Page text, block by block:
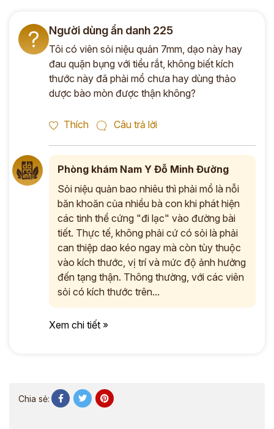
? Người dùng ẩn danh 225
Tôi có viên sỏi niệu quản 7mm, dạo này hay
đau quặn bụng với tiểu rắt, không biết kích
thước này đã phải mổ chưa hay dùng thảo
dược bào mòn được thận không?
Thích Câu trả lời
Phòng khám Nam Y Đỗ Minh Đường
Sỏi niệu quản bao nhiêu thì phải mổ là nỗi
băn khoăn của nhiều bà con khi phát hiện
các tinh thể cứng "đi lạc" vào đường bài
tiết. Thực tế, không phải cứ có sỏi là phải
can thiệp dao kéo ngay mà còn tùy thuộc
vào kích thước, vị trí và mức độ ảnh hưởng
đến tạng thận. Thông thường, với các viên
sỏi có kích thước trên...
Xem chi tiết »
Chia sẻ: